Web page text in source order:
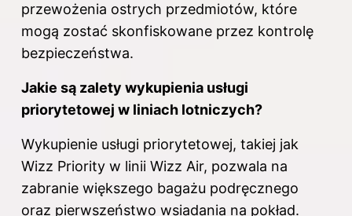
przewożenia ostrych przedmiotów, które
mogą zostać skonfiskowane przez kontrolę
bezpieczeństwa.
Jakie są zalety wykupienia usługi
priorytetowej w liniach lotniczych?
Wykupienie usługi priorytetowej, takiej jak
Wizz Priority w linii Wizz Air, pozwala na
zabranie większego bagażu podręcznego
oraz pierwszeństwo wsiadania na pokład.